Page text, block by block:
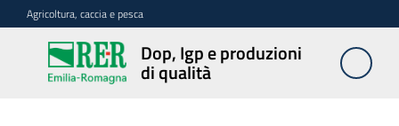
Vai al contenuto
Vai alla navigazione
Vai al footer
Agricoltura, caccia e pesca
Dop, Igp e produzioni
di qualità
Dop, Igp e
produzioni